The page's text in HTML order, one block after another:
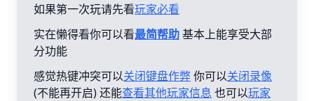
如果第一次玩请先看玩家必看
实在懒得看你可以看最简帮助基本上能享受大部
分功能
感觉热键冲突可以关闭键盘作弊你可以关闭录像
(不能再开启) 还能查看其他玩家信息 也可以玩家